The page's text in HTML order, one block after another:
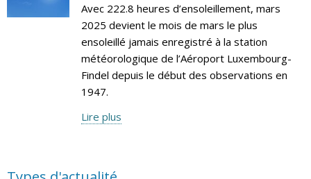
Avec 222.8 heures d’ensoleillement, mars
2025 devient le mois de mars le plus
ensoleillé jamais enregistré à la station
météorologique de l’Aéroport Luxembourg-
Findel depuis le début des observations en
1947.
Lire plus